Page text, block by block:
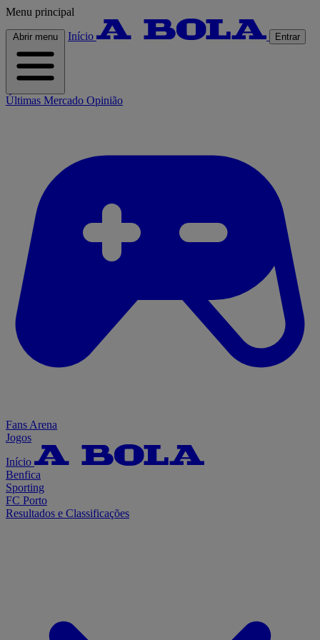
Menu principal
Abrir menu Início Entrar
Últimas Mercado Opinião
Fans Arena
Jogos
Início
Benfica
Sporting
FC Porto
Resultados e Classificações